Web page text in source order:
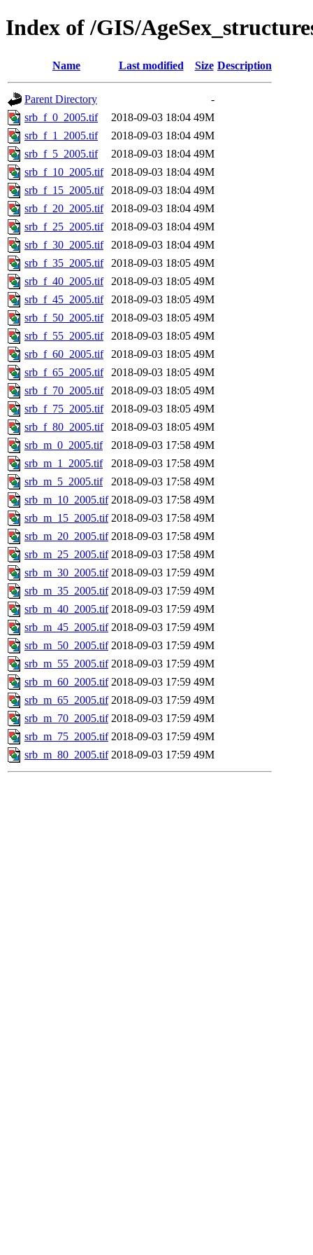
Index of /GIS/
Name Last modified Size Description
Parent Directory
-
srb_f_0_2005.tif
2018-09-03 18:04 49M
srb_f_1_2005.tif
2018-09-03 18:04 49M
srb_f_5_2005.tif
2018-09-03 18:04 49M
srb_f_10_2005.tif
2018-09-03 18:04 49M
srb_f_15_2005.tif
2018-09-03 18:04 49M
srb_f_20_2005.tif
2018-09-03 18:04 49M
srb_f_25_2005.tif
2018-09-03 18:04 49M
srb_f_30_2005.tif
2018-09-03 18:04 49M
srb_f_35_2005.tif
2018-09-03 18:05 49M
srb_f_40_2005.tif
2018-09-03 18:05 49M
srb_f_45_2005.tif
2018-09-03 18:05 49M
srb_f_50_2005.tif
2018-09-03 18:05 49M
srb_f_55_2005.tif
2018-09-03 18:05 49M
srb_f_60_2005.tif
2018-09-03 18:05 49M
srb_f_65_2005.tif
2018-09-03 18:05 49M
srb_f_70_2005.tif
2018-09-03 18:05 49M
srb_f_75_2005.tif
2018-09-03 18:05 49M
srb_f_80_2005.tif
2018-09-03 18:05 49M
srb_m_0_2005.tif
2018-09-03 17:58 49M
srb_m_1_2005.tif
2018-09-03 17:58 49M
srb_m_5_2005.tif
2018-09-03 17:58 49M
srb_m_10_2005.tif 2018-09-03 17:58 49M
srb_m_15_2005.tif 2018-09-03 17:58 49M
srb_m_20_2005.tif 2018-09-03 17:58 49M
srb_m_25_2005.tif 2018-09-03 17:58 49M
srb_m_30_2005.tif 2018-09-03 17:59 49M
srb_m_35_2005.tif 2018-09-03 17:59 49M
srb_m_40_2005.tif 2018-09-03 17:59 49M
srb_m_45_2005.tif 2018-09-03 17:59 49M
srb_m_50_2005.tif 2018-09-03 17:59 49M
srb_m_55_2005.tif 2018-09-03 17:59 49M
srb_m_60_2005.tif 2018-09-03 17:59 49M
srb_m_65_2005.tif 2018-09-03 17:59 49M
srb_m_70_2005.tif 2018-09-03 17:59 49M
srb_m_75_2005.tif 2018-09-03 17:59 49M
srb_m_80_2005.tif 2018-09-03 17:59 49M